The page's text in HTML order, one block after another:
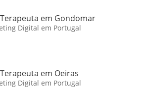
em Gondomar
Digital em Portugal
em Oeiras
Digital em Portugal